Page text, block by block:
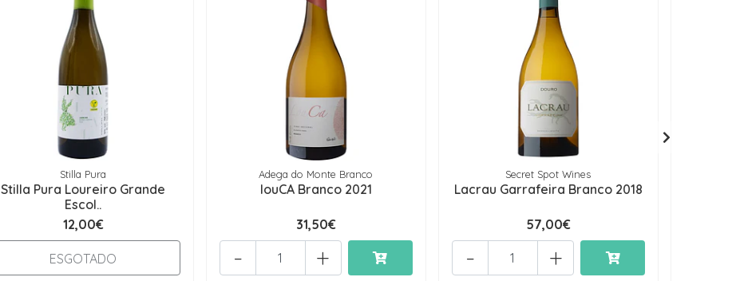
Stilla Pura
Stilla Pura Loureiro Grande
Escol..
12,00€
ESGOTADO
Adega do Monte Branco
louCA Branco 2021
31,50€
+
-
Secret Spot Wines
Lacrau Garrafeira Branco 2018
57,00€
+
-